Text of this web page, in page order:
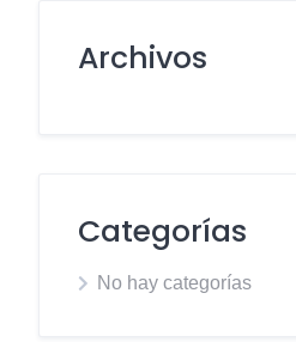
Archivos
Categorías
No hay categorías